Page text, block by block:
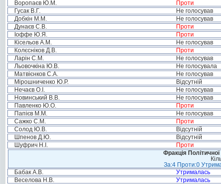
Воропаєв Ю.М.
Проти
Гусак В.Г.
Не голосував
Добкін М.М.
Не голосував
Дунаєв С.В.
Проти
Іоффе Ю.Я.
Проти
Кісельов А.М.
Не голосував
Колєсніков Д.В.
Проти
Ларін С.М.
Не голосував
Льовочкіна Ю.В.
Не голосувала
Матвієнков С.А.
Не голосував
Мірошниченко Ю.Р.
Відсутній
Нечаєв О.І.
Не голосував
Новинський В.В.
Не голосував
Павленко Ю.О.
Проти
Папієв М.М.
Не голосував
Сажко С.М.
Проти
Солод Ю.В.
Відсутній
Шпенов Д.Ю.
Відсутній
Шуфрич Н.І.
Проти
Фракція
За:4 Проти:0
Бабак А.В.
Утрималась
Веселова Н.В.
Утрималась